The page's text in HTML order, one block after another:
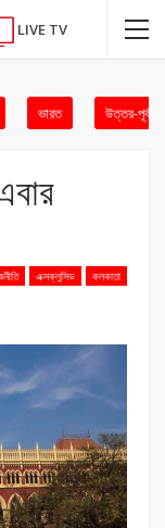
LIVE TV
ভারত উত্তর-পূর্ব
এক্সক্লুসিভ কলকাতা